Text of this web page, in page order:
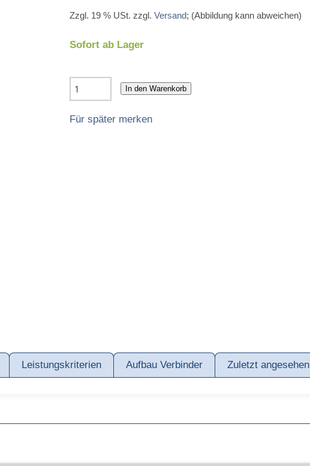
Zzgl. 19 % USt. zzgl. Versand; (Abbildung kann abweichen)
Sofort ab Lager
In den Warenkorb
Für später merken
Leistungskriterien Aufbau Verbinder Zuletzt angesehen